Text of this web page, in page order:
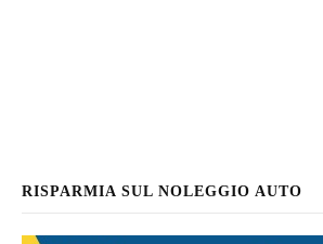
RISPARMIA SUL NOLEGGIO AUTO